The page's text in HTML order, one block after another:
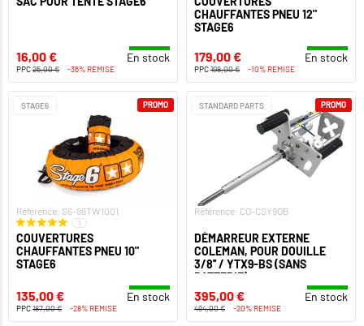
16,00 € En stock
PPC25,00 € -36% REMISE
CHAUFFANTES PNEU 12"
STAGE6
179,00 € En stock
PPC198,00 € -10% REMISE
STAGE6
Référence: S6-99TW1001
1
COUVERTURES
CHAUFFANTES PNEU 10"
STAGE6
135,00 € En stock
PPC187,00 € -28% REMISE
PROMO STANDARD PARTS
Référence: CO-CSY9OB
DÉMARREUR EXTERNE
COLEMAN, POUR DOUILLE
3/8'' / YTX9-BS (SANS
BATTERIE)
395,00 € En stock
494,00 € -20% REMISE
PROMO